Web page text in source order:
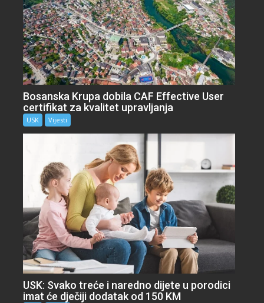
Bosanska Krupa dobila CAF Effective User
certifikat za kvalitet upravljanja
USK Vijesti
USK: Svako treće i naredno dijete u porodici
imat će dječiji dodatak od 150 KM